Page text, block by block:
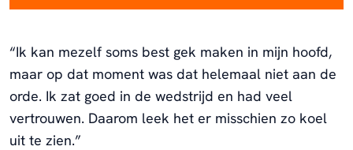
“Ik kan mezelf soms best gek maken in mijn hoofd,
maar op dat moment was dat helemaal niet aan de
orde. Ik zat goed in de wedstrijd en had veel
vertrouwen. Daarom leek het er misschien zo koel
uit te zien.”